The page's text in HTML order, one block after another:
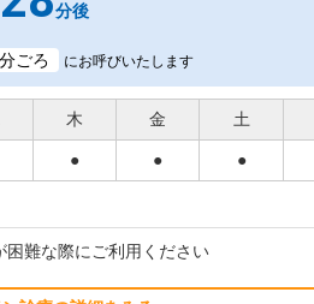
分後
分ごろ にお呼びいたします
木 金 土
● ● ●
難な際にご利用ください